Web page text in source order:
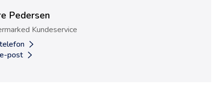
Pedersen
Kundeservice
post